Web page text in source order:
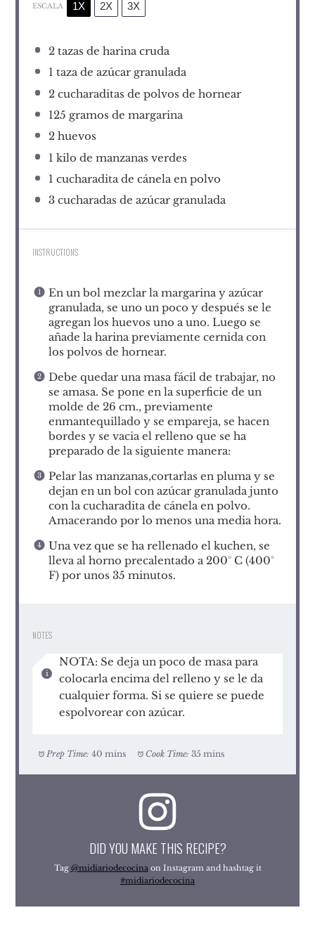
ESCALA 1X 2X 3X
2tazas de harina cruda
1 taza de azúcar granulada
2cucharaditas de polvos de hornear
125 gramos de margarina
2huevos
1 kilo de manzanas verdes
1 cucharadita de cánela en polvo
3cucharadas de azúcar granulada
INSTRUCTIONS
En un bol mezclar la margarina y azúcar
granulada, se uno un poco y después se le
agregan los huevos uno a uno. Luego se
añade la harina previamente cernida con
los polvos de hornear.
Debe quedar una masa fácil de trabajar, no
se amasa. Se pone en la superficie de un
molde de 26 cm., previamente
enmantequillado y se empareja, se hacen
bordes y se vacia el relleno que se ha
preparado de la siguiente manera:
Pelar las manzanas,cortarlas en pluma y se
dejan en un bol con azúcar granulada junto
con la cucharadita de cánela en polvo.
Amacerando por lo menos una media hora.
Una vez que se ha rellenado el kuchen, se
lleva al horno precalentado a 200° C (400°
F) por unos 35 minutos.
NOTES
NOTA: Se deja un poco de masa para
colocarla encima del relleno y se le da
cualquier forma. Si se quiere se puede
espolvorear con azúcar.
Prep Time: 40 mins Cook Time: 35 mins
DID YOU MAKE THIS RECIPE?
Tag @midiariodecocinaon Instagram and hashtag it
#midiariodecocina